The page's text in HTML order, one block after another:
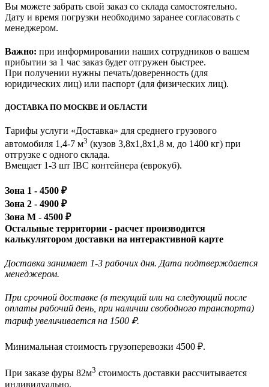
Вы можете забрать свой заказ со склада самостоятельно.
Дату и время погрузки необходимо заранее согласовать с
менеджером.
Важно: при информировании наших сотрудников о вашем
прибытии за 1 час заказ будет отгружен быстрее.
При получении нужны печать/доверенность (для
юридических лиц) или паспорт (для физических лиц).
ДОСТАВКА ПО МОСКВЕ И ОБЛАСТИ
Тарифы услуги «Доставка» для среднего грузового
автомобиля 1,4-7 м3 (кузов 3,8x1,8x1,8 м, до 1400 кг) при
отгрузке с одного склада.
Вмещает 1-3 шт IBC контейнера (еврокуб).
Зона 1 - 4500 ₽
Зона 2 - 4900 ₽
Зона М - 4500 ₽
Остальные территории - расчет производится
калькулятором доставки на интерактивной карте
Доставка занимает 1-3 рабочих дня. Дата подтверждается
менеджером.
При срочной доставке (в текущий или на следующий после
оплаты рабочий день, при наличии свободного транспорта)
тариф увеличивается на 1500 ₽.
Минимальная стоимость грузоперевозки 4500 ₽.
При заказе фуры 82м3 стоимость доставки рассчитывается
индивидуально.